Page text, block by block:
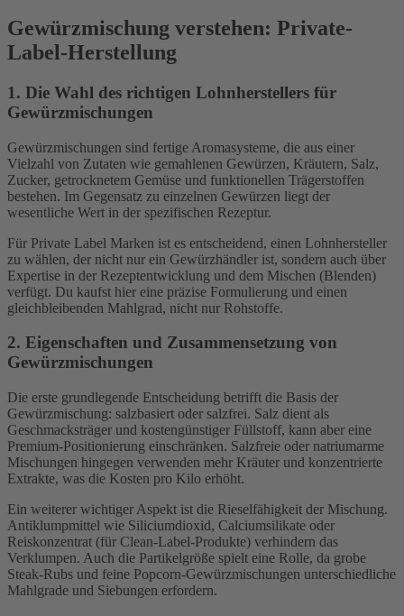
Gewürzmischung verstehen: Private-
Label-Herstellung
1. Die Wahl des richtigen Lohnherstellers für
Gewürzmischungen
Gewürzmischungen sind fertige Aromasysteme, die aus einer
Vielzahl von Zutaten wie gemahlenen Gewürzen, Kräutern, Salz,
Zucker, getrocknetem Gemüse und funktionellen Trägerstoffen
bestehen. Im Gegensatz zu einzelnen Gewürzen liegt der
wesentliche Wert in der spezifischen Rezeptur.
Für Private Label Marken ist es entscheidend, einen Lohnhersteller
zu wählen, der nicht nur ein Gewürzhändler ist, sondern auch über
Expertise in der Rezeptentwicklung und dem Mischen (Blenden)
verfügt. Du kaufst hier eine präzise Formulierung und einen
gleichbleibenden Mahlgrad, nicht nur Rohstoffe.
2. Eigenschaften und Zusammensetzung von
Gewürzmischungen
Die erste grundlegende Entscheidung betrifft die Basis der
Gewürzmischung: salzbasiert oder salzfrei. Salz dient als
Geschmacksträger und kostengünstiger Füllstoff, kann aber eine
Premium-Positionierung einschränken. Salzfreie oder natriumarme
Mischungen hingegen verwenden mehr Kräuter und konzentrierte
Extrakte, was die Kosten pro Kilo erhöht.
Ein weiterer wichtiger Aspekt ist die Rieselfähigkeit der Mischung.
Antiklumpmittel wie Siliciumdioxid, Calciumsilikate oder
Reiskonzentrat (für Clean-Label-Produkte) verhindern das
Verklumpen. Auch die Partikelgröße spielt eine Rolle, da grobe
Steak-Rubs und feine Popcorn-Gewürzmischungen unterschiedliche
Mahlgrade und Siebungen erfordern.